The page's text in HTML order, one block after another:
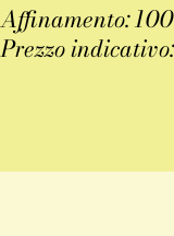
Affinamento:
Prezzo